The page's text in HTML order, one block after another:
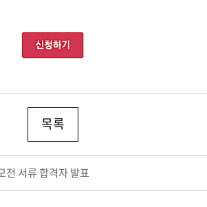
목록
서류 합격자 발표